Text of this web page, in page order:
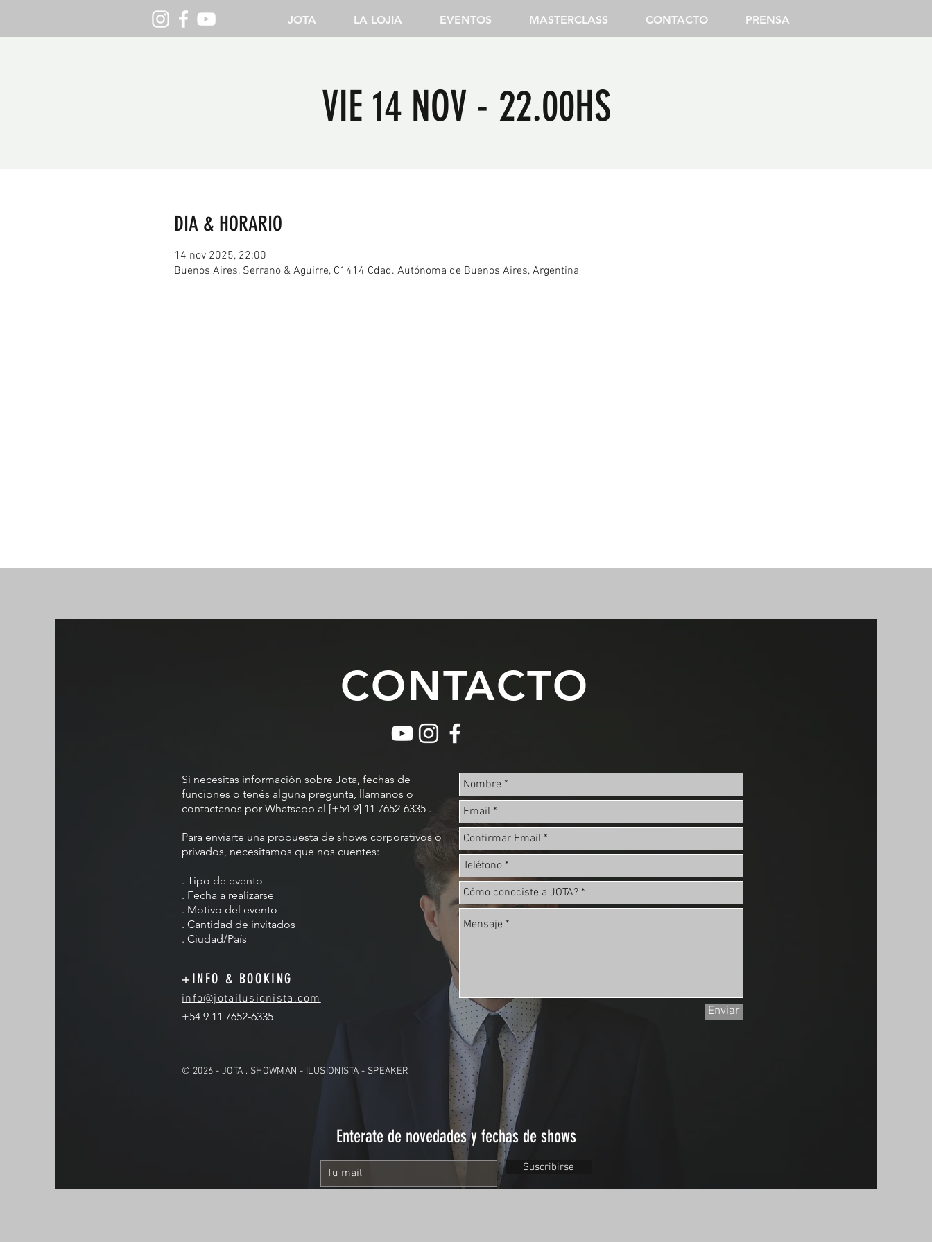
JOTA LA LOJIA EVENTOS MASTERCLASS CONTACTO PRENSA
VIE 14 NOV - 22.00HS
DIA & HORARIO
14 nov 2025, 22:00
Buenos Aires, Serrano & Aguirre, C1414 Cdad. Autónoma de Buenos Aires, Argentina
CONTACTO
Si necesitas información sobre Jota, fechas de
funciones o tenés alguna pregunta, llamanos o
contactanos por Whatsapp al [+54 9] 11 7652-6335 .
Para enviarte una propuesta de shows corporativos o
privados, necesitamos que nos cuentes:
. Tipo de evento
. Fecha a realizarse
. Motivo del evento
. Cantidad de invitados
. Ciudad/País
+INFO & BOOKING
info@jotailusionista.com
+54 9 11 7652-6335 Enviar
© 2026 - JOTA . SHOWMAN - ILUSIONISTA - SPEAKER
Enterate de novedades y fechas de shows
Suscribirse